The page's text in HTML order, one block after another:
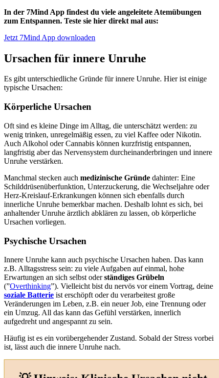
In der 7Mind App findest du viele angeleitete Atemübungen
zum Entspannen. Teste sie hier direkt mal aus:
Jetzt 7Mind App downloaden
Ursachen für innere Unruhe
Es gibt unterschiedliche Gründe für innere Unruhe. Hier ist einige
typische Ursachen:
Körperliche Ursachen
Oft sind es kleine Dinge im Alltag, die unterschätzt werden: zu
wenig trinken, unregelmäßig essen, zu viel Kaffee oder Nikotin.
Auch Alkohol oder Cannabis können kurzfristig entspannen,
langfristig aber das Nervensystem durcheinanderbringen und innere
Unruhe verstärken.
Manchmal stecken auch medizinische Gründe dahinter: Eine
Schilddrüsenüberfunktion, Unterzuckerung, die Wechseljahre oder
Herz-Kreislauf-Erkrankungen können sich ebenfalls durch
innerliche Unruhe bemerkbar machen. Deshalb lohnt es sich, bei
anhaltender Unruhe ärztlich abklären zu lassen, ob körperliche
Ursachen vorliegen.
Psychische Ursachen
Innere Unruhe kann auch psychische Ursachen haben. Das kann
z.B. Alltagsstress sein: zu viele Aufgaben auf einmal, hohe
Erwartungen an sich selbst oderständiges Grübeln
(”Overthinking”). Vielleicht bist du nervös vor einem Vortrag, deine
soziale Batterie ist erschöpft oder du verarbeitest große
Veränderungen im Leben, z.B. ein neuer Job, eine Trennung oder
ein Umzug. All das kann das Gefühl verstärken, innerlich
aufgedreht und angespannt zu sein.
Häufig ist es ein vorübergehender Zustand. Sobald der Stress vorbei
ist, lässt auch die innere Unruhe nach.